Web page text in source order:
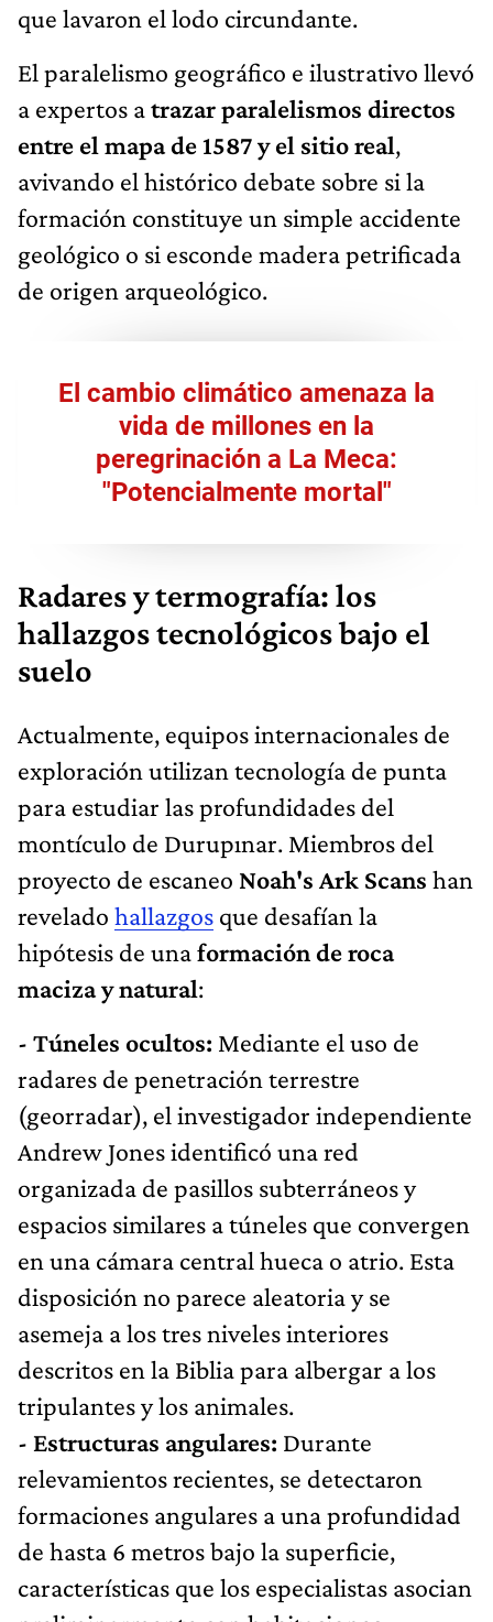
que lavaron el lodo circundante.
El paralelismo geográfico e ilustrativo llevó
a expertos atrazar paralelismos directos
entre el mapa de 1587 y el sitio real,
avivando el histórico debate sobre si la
formación constituye un simple accidente
geológico o si esconde madera petrificada
de origen arqueológico.
El cambio climático amenaza la
vida de millones en la
peregrinación a La Meca:
"Potencialmente mortal"
Radares y termografía: los
hallazgos tecnológicos bajo el
suelo
Actualmente, equipos internacionales de
exploración utilizan tecnología de punta
para estudiar las profundidades del
montículo de Durupınar. Miembros del
proyecto de escaneo Noah's Ark Scans han
revelado hallazgos que desafían la
hipótesis de unaformación de roca
maciza y natural:
- Túneles ocultos: Mediante el uso de
radares de penetración terrestre
(georradar), el investigador independiente
Andrew Jones identificó una red
organizada de pasillos subterráneos y
espacios similares a túneles que convergen
en una cámara central hueca o atrio. Esta
disposición no parece aleatoria y se
asemeja a los tres niveles interiores
descritos en la Biblia para albergar a los
tripulantes y los animales.
- Estructuras angulares: Durante
relevamientos recientes, se detectaron
formaciones angulares a una profundidad
de hasta 6 metros bajo la superficie,
características que los especialistas asocian